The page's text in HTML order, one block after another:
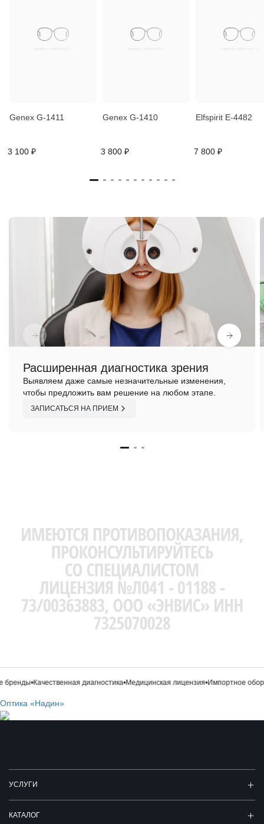
Genex G-1411
3 100 ₽
Genex G-1410
3 800 ₽
Elfspirit E-4482
7 800 ₽
Расширенная диагностика зрения
Выявляем даже самые незначительные изменения,
чтобы предложить вам решение на любом этапе.
ЗАПИСАТЬСЯ НА ПРИЕМ
•Качественная диагностика•Медицинская лицензия•Импортное
Оптика «Надин»
УСЛУГИ
КАТАЛОГ